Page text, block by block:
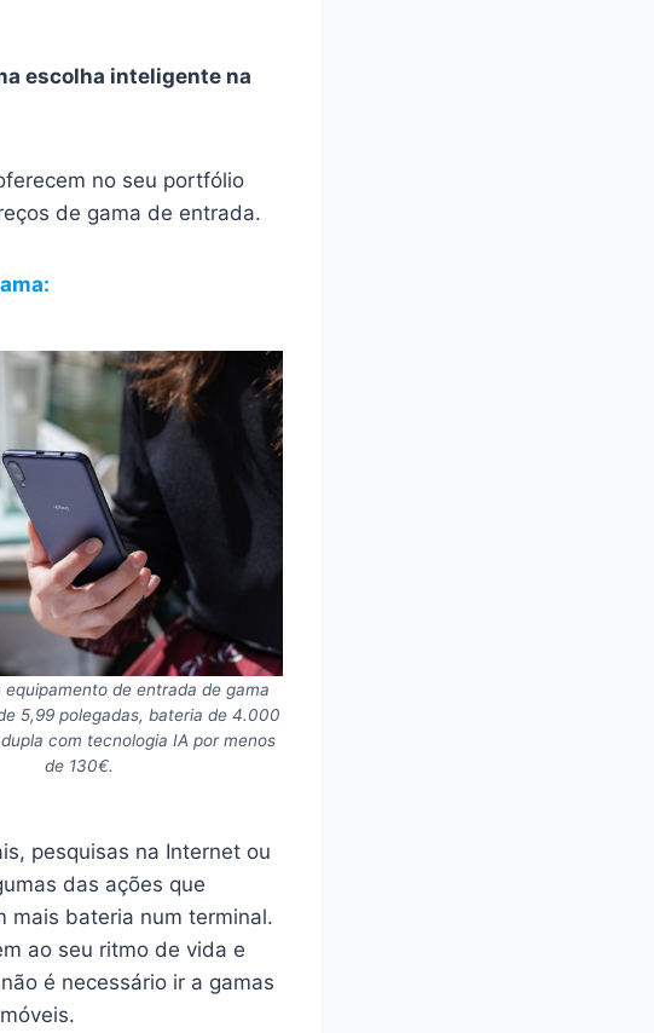
escolha inteligente na
no seu portfólio
de gama de entrada.
equipamento de entrada de gama
5,99 polegadas, bateria de 4.000
com tecnologia IA por menos
de 130€.
pesquisas na Internet ou
das ações que
mais bateria num terminal.
ao seu ritmo de vida e
é necessário ir a gamas